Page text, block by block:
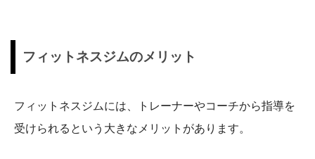
フィットネスジムのメリット
フィットネスジムには、トレーナーやコーチから指導を
受けられるという大きなメリットがあります。